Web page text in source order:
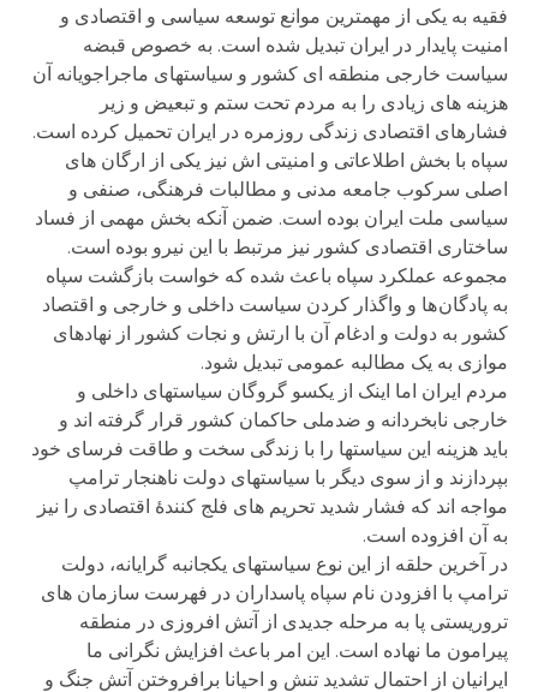
فقیه به یکی از مهمترین موانع توسعه سیاسی و اقتصادی و
امنیت پایدار در ایران تبدیل شده است. به خصوص قبضه
سیاست خارجی منطقه ای کشور و سیاستهای ماجراجویانه آن
هزینه های زیادی را به مردم تحت ستم و تبعیض و زیر
فشارهای اقتصادی زندگی روزمره در ایران تحمیل کرده است.
سپاه با بخش اطلاعاتی و امنیتی اش نیز یکی از ارگان های
اصلی سرکوب جامعه مدنی و مطالبات فرهنگی، صنفی و
سیاسی ملت ایران بوده است. ضمن آنکه بخش مهمی از فساد
ساختاری اقتصادی کشور نیز مرتبط با این نیرو بوده است.
مجموعه عملکرد سپاه باعث شده که خواست بازگشت سپاه
به پادگان ها و واگذار کردن سیاست داخلی و خارجی و اقتصاد
کشور به دولت و ادغام آن با ارتش و نجات کشور از نهادهای
موازی به یک مطالبه عمومی تبدیل شود.
مردم ایران اما اینک از یکسو گروگان سیاستهای داخلی و
خارجی نابخردانه و ضدملی حاکمان کشور قرار گرفته اند و
باید هزینه این سیاستها را با زندگی سخت و طاقت فرسای خود
بپردازند و از سوی دیگر با سیاستهای دولت ناهنجار ترامپ
مواجه اند که فشار شدید تحریم های فلج کنندۀ اقتصادی را نیز
به آن افزوده است.
در آخرین حلقه از این نوع سیاستهای یکجانبه گرایانه، دولت
ترامپ با افزودن نام سپاه پاسداران در فهرست سازمان های
تروریستی پا به مرحله جدیدی از آتش افروزی در منطقه
پیرامون ما نهاده است. این امر باعث افزایش نگرانی ما
ایرانیان از احتمال تشدید تنش و احیانا برافروختن آتش جنگ و